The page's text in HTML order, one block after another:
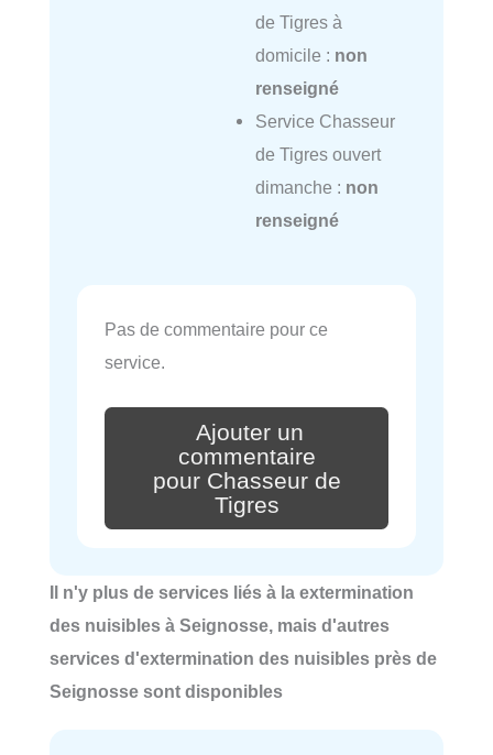
de Tigres à
domicile : non
renseigné
Service Chasseur
de Tigres ouvert
dimanche : non
renseigné
Pas de commentaire pour ce
service.
Ajouter un
commentaire
pour Chasseur de
Tigres
Il n'y plus de services liés à la extermination
des nuisibles à Seignosse, mais d'autres
services d'extermination des nuisibles près de
Seignosse sont disponibles